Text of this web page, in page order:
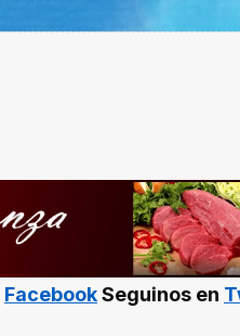
FacebookSeguinos en